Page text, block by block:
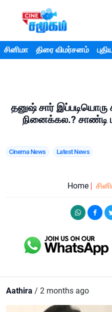
சினிமா திரை விமர்சனம்
தனுஷ் சார்
நினைக்கல.? சாண்டி
Cinema News Latest News
Home
Aathira / 2 months ago